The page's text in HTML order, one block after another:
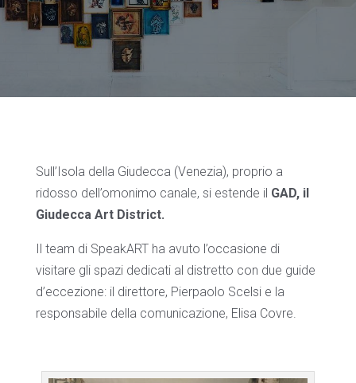
Sull’Isola della Giudecca (Venezia), proprio a
ridosso dell’omonimo canale, si estende il GAD, il
Giudecca Art District.
Il team di SpeakART ha avuto l’occasione di
visitare gli spazi dedicati al distretto con due guide
d’eccezione: il direttore, Pierpaolo Scelsi e la
responsabile della comunicazione, Elisa Covre.